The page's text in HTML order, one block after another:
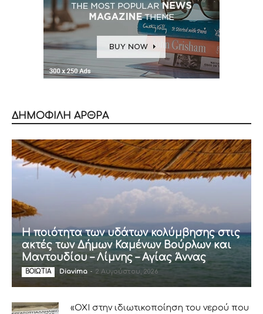
ΔΗΜΟΦΙΛΗ ΑΡΘΡΑ
Η ποιότητα των υδάτων κολύμβησης στις
ακτές των Δήμων Καμένων Βούρλων και
Μαντουδίου – Λίμνης – Αγίας Άννας
ΒΟΙΩΤΙΑ Diavima - 2 Αυγούστου, 2026
«ΟΧΙ στην ιδιωτικοποίηση του νερού που